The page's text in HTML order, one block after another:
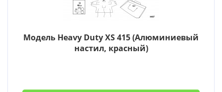
Модель Heavy Duty XS 415 (Алюминиевый
настил, красный)